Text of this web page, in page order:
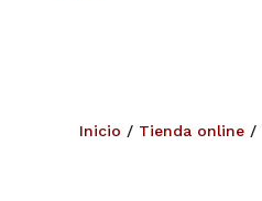
Inicio / Tienda online /